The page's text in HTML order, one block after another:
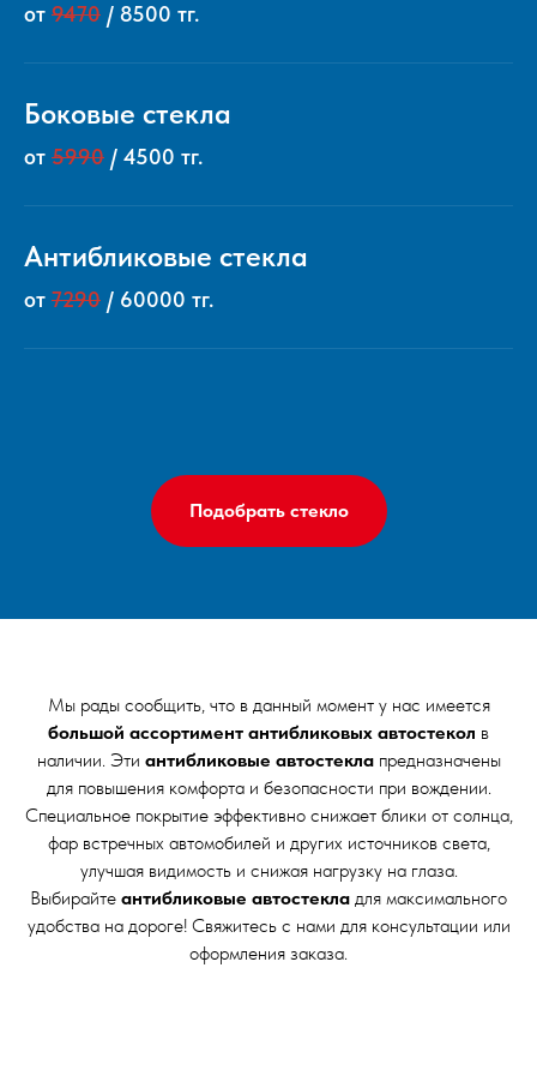
от 9470 / 8500 тг.
Боковые стекла
от 5990 / 4500 тг.
Антибликовые стекла
от 7290 / 60000 тг.
Подобрать стекло
Мы рады сообщить, что в данный момент у нас имеется
большой ассортимент антибликовых автостекол в
наличии. Эти антибликовые автостеклапредназначены
для повышения комфорта и безопасности при вождении.
Специальное покрытие эффективно снижает блики от солнца,
фар встречных автомобилей и других источников света,
улучшая видимость и снижая нагрузку на глаза.
Выбирайте антибликовые автостекла для максимального
удобства на дороге! Свяжитесь с нами для консультации или
оформления заказа.